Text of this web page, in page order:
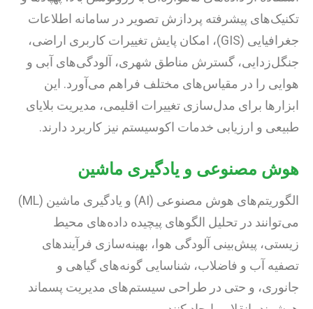
تکنیک‌های پیشرفته پردازش تصویر در سامانه اطلاعات
جغرافیایی (GIS)، امکان پایش تغییرات کاربری اراضی،
جنگل‌زدایی، گسترش مناطق شهری، آلودگی‌های آبی و
هوایی را در مقیاس‌های مختلف فراهم می‌آورد. این
ابزارها برای مدل‌سازی تغییرات اقلیمی، مدیریت بلایای
طبیعی و ارزیابی خدمات اکوسیستم نیز کاربرد دارند.
هوش مصنوعی و یادگیری ماشین
الگوریتم‌های هوش مصنوعی (AI) و یادگیری ماشین (ML)
می‌توانند در تحلیل الگوهای پیچیده داده‌های محیط
زیستی، پیش‌بینی آلودگی هوا، بهینه‌سازی فرآیندهای
تصفیه آب و فاضلاب، شناسایی گونه‌های گیاهی و
جانوری، و حتی در طراحی سیستم‌های مدیریت پسماند